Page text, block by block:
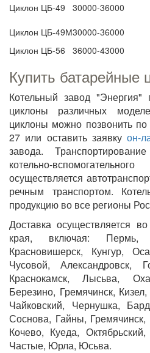
Циклон ЦБ-49 30000-36000
Циклон ЦБ-49М30000-36000
Циклон ЦБ-56
36000-43000
Купить батарейные
Котельный завод "Энергия"
циклоны различных
циклоны можно позвонить
27 или оставить заявкуон-
завода.
котельно-
осуществляется
речным транспортом.
продукцию во все регионы
Доставка осуществляется
края, включая: Пермь,
Красновишерск, Кунгур,
Чусовой, Александровск,
Краснокамск, Лысьва,
Березино, Гремячинск,
Чайковский, Чернушка,
Соснова, Гайны,
Кочево, Куеда,
Частые, Юрла, Юсьва.